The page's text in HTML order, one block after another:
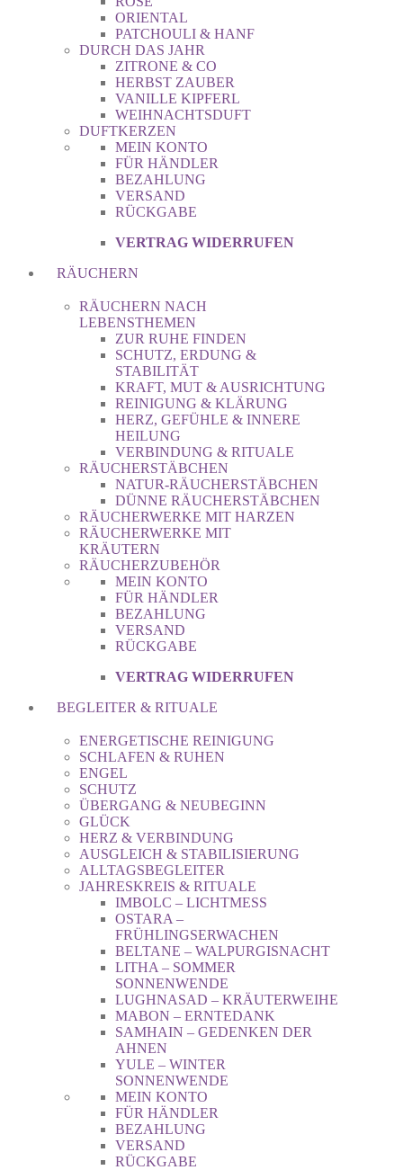
ORIENTAL
PATCHOULI & HANF
DURCH DAS JAHR
ZITRONE & CO
HERBST ZAUBER
VANILLE KIPFERL
WEIHNACHTSDUFT
DUFTKERZEN
MEIN KONTO
FÜR HÄNDLER
BEZAHLUNG
VERSAND
RÜCKGABE
VERTRAG WIDERRUFEN
RÄUCHERN
RÄUCHERN NACH
LEBENSTHEMEN
ZUR RUHE FINDEN
SCHUTZ, ERDUNG &
STABILITÄT
KRAFT, MUT & AUSRICHTUNG
REINIGUNG & KLÄRUNG
HERZ, GEFÜHLE & INNERE
HEILUNG
VERBINDUNG & RITUALE
RÄUCHERSTÄBCHEN
NATUR-RÄUCHERSTÄBCHEN
DÜNNE RÄUCHERSTÄBCHEN
RÄUCHERWERKE MIT HARZEN
RÄUCHERWERKE MIT
KRÄUTERN
RÄUCHERZUBEHÖR
MEIN KONTO
FÜR HÄNDLER
BEZAHLUNG
VERSAND
RÜCKGABE
VERTRAG WIDERRUFEN
BEGLEITER & RITUALE
ENERGETISCHE REINIGUNG
SCHLAFEN & RUHEN
ENGEL
SCHUTZ
ÜBERGANG & NEUBEGINN
GLÜCK
HERZ & VERBINDUNG
AUSGLEICH & STABILISIERUNG
ALLTAGSBEGLEITER
JAHRESKREIS & RITUALE
IMBOLC – LICHTMESS
OSTARA –
FRÜHLINGSERWACHEN
BELTANE – WALPURGISNACHT
LITHA – SOMMER
SONNENWENDE
LUGHNASAD – KRÄUTERWEIHE
MABON – ERNTEDANK
SAMHAIN – GEDENKEN DER
AHNEN
YULE – WINTER
SONNENWENDE
MEIN KONTO
FÜR HÄNDLER
BEZAHLUNG
VERSAND
RÜCKGABE